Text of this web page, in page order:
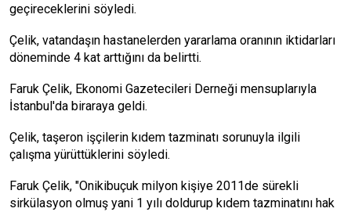
geçireceklerini söyledi.
Çelik, vatandaşın hastanelerden yararlama oranının iktidarları
döneminde 4 kat arttığını da belirtti.
Faruk Çelik, Ekonomi Gazetecileri Derneği mensuplarıyla
İstanbul'da biraraya geldi.
Çelik, taşeron işçilerin kıdem tazminatı sorunuyla ilgili
çalışma yürüttüklerini söyledi.
Faruk Çelik, "Onikibuçuk milyon kişiye 2011de sürekli
sirkülasyon olmuş yani 1 yılı doldurup kıdem tazminatını hak